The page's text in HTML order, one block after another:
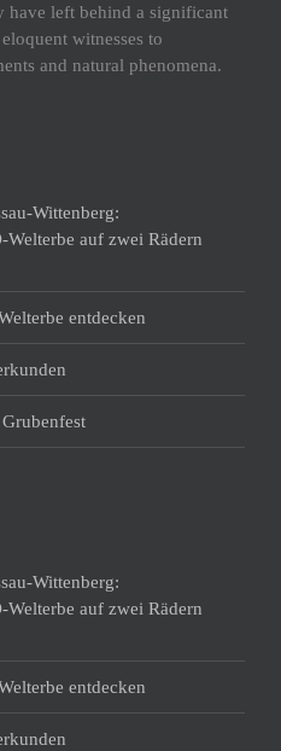
have left behind a significant
witnesses to
and natural phenomena.
Wittenberg:
Welterbe auf zwei Rädern
entdecken
Wittenberg:
Welterbe auf zwei Rädern
entdecken